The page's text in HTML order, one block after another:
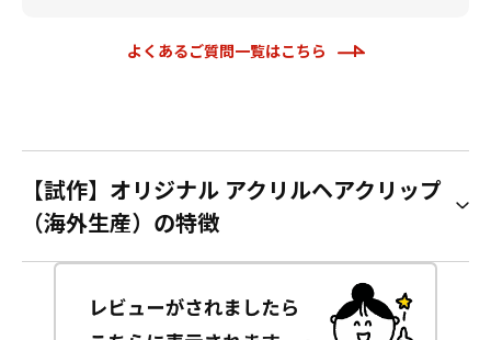
よくあるご質問一覧はこちら
【試作】オリジナル アクリルヘアクリップ
（海外生産）の特徴